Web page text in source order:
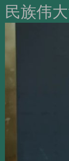
民族伟